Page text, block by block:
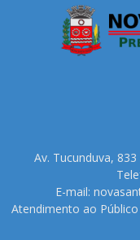
Av. Tucunduva,
E-mail:
Atendimento ao